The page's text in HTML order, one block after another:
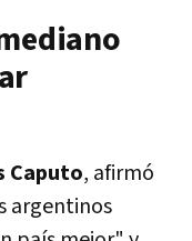
Caputo, afirmó
argentinos